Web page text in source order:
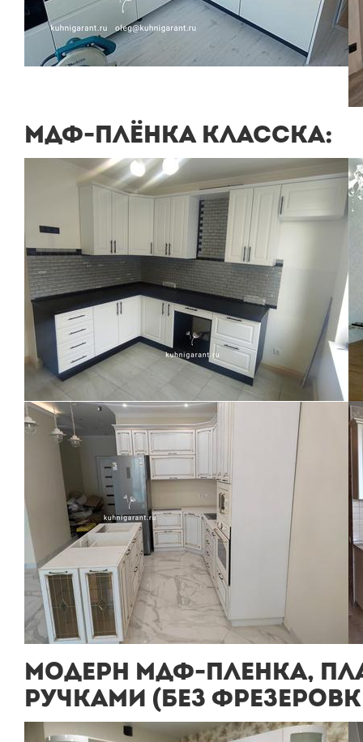
МДФ-ПЛЁНКА КЛАССКА:
МОДЕРН МДФ-ПЛЕНКА,
РУЧКАМИ (БЕЗ